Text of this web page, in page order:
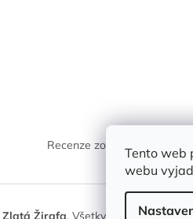
Tento web
webu
Recenze zobrazené na
Zlatá Žirafa. Všetky práva